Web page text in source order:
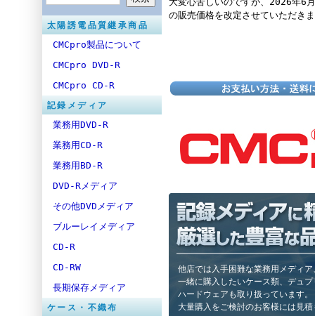
太陽誘電品質継承商品
CMCpro製品について
CMCpro DVD-R
CMCpro CD-R
記録メディア
業務用DVD-R
業務用CD-R
業務用BD-R
DVD-Rメディア
その他DVDメディア
ブルーレイメディア
CD-R
CD-RW
長期保存メディア
ケース・不織布
の販売価格を改定させていただき
他店では入手困難な業務用メディア
一緒に購入したいケース類、デュ
ハードウェアも取り扱っています。
大量購入をご検討のお客様には見